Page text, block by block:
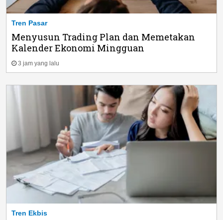
Tren Pasar
Menyusun Trading Plan dan Memetakan
Kalender Ekonomi Mingguan
3 jam yang lalu
Tren Ekbis